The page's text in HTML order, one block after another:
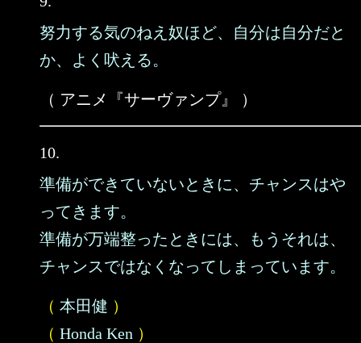
努力する気のねえ奴ほど、自分は自分だと
か、よく吠える。
（ アニメ『サーヴァンプ』 ）
10.
準備ができていないときに、チャンスはや
ってきます。
準備が万端整ったときには、もうそれは、
チャンスではなくなってしまっています。
（ 本田健 ）
（ Honda Ken ）